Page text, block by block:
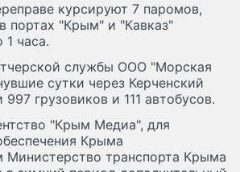
курсируют 7 паромов,
портах "Крым" и "Кавказ"
1 часа.
службы ООО "Морская
сутки через Керченский
грузовиков и 111 автобусов.
"Крым Медиа", для
Крыма
Министерство транспорта Крыма